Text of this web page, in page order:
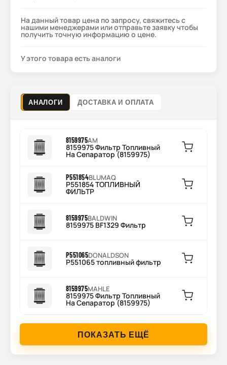
На данный товар цена по запросу, свяжитесь с
нашими менеджерами или отправьте заявку чтобы
получить точную информацию о цене.
У этого товара есть аналоги
АНАЛОГИ ДОСТАВКА И ОПЛАТА
8159975AM
8159975 Фильтр Топливный
На Сепаратор (8159975)
P551854BLUMAQ
P551854 ТОПЛИВНЫЙ
ФИЛЬТР
8159975BALDWIN
8159975 BF1329 Фильтр
P551065DONALDSON
P551065 топливный фильтр
8159975MAHLE
8159975 Фильтр Топливный
На Сепаратор (8159975)
ПОКАЗАТЬ ЕЩЁ